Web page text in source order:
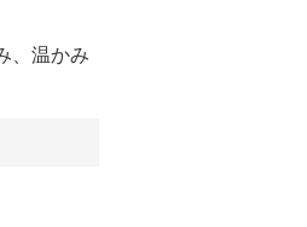
、温かみ